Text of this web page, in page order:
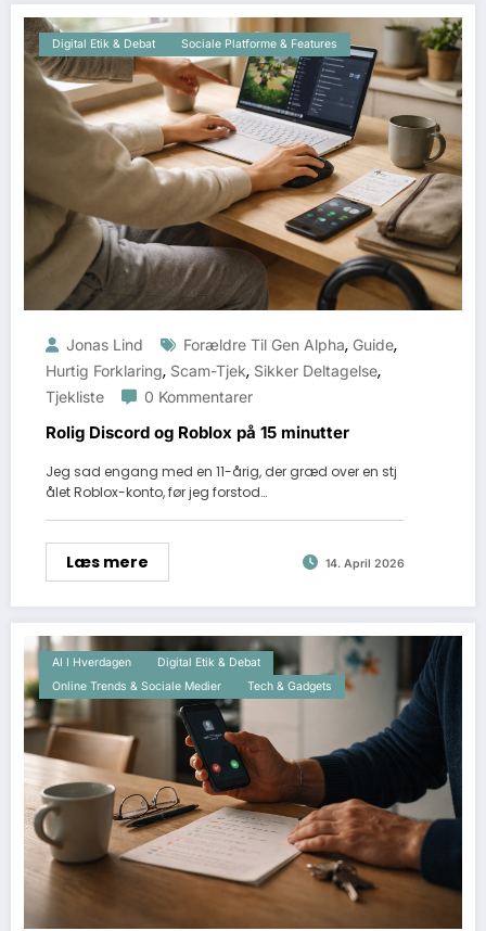
Digital Etik & Debat Sociale Platforme & Features
Jonas Lind Forældre Til Gen Alpha, Guide,
Hurtig Forklaring, Scam-Tjek, Sikker Deltagelse,
Tjekliste 0 Kommentarer
Rolig Discord og Roblox på 15 minutter
Jeg sad engang med en 11-årig, der græd over en stj
ålet Roblox-konto, før jeg forstod…
Læs mere 14. April 2026
AI I Hverdagen
Digital Etik & Debat
Online Trends & Sociale Medier
Tech & Gadgets